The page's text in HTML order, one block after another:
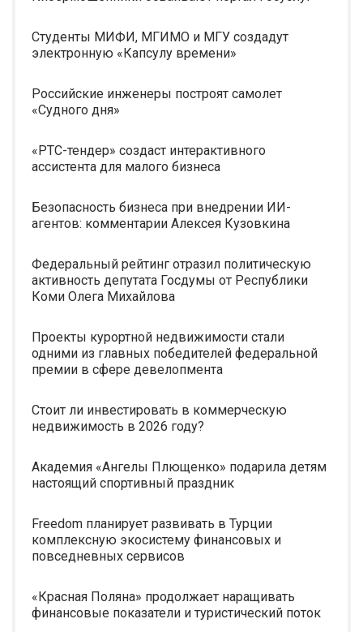
Студенты МИФИ, МГИМО и МГУ создадут
электронную «Капсулу времени»
Российские инженеры построят самолет
«Судного дня»
«РТС-тендер» создаст интерактивного
ассистента для малого бизнеса
Безопасность бизнеса при внедрении ИИ-
агентов: комментарии Алексея Кузовкина
Федеральный рейтинг отразил политическую
активность депутата Госдумы от Республики
Коми Олега Михайлова
Проекты курортной недвижимости стали
одними из главных победителей федеральной
премии в сфере девелопмента
Стоит ли инвестировать в коммерческую
недвижимость в 2026 году?
Академия «Ангелы Плющенко» подарила детям
настоящий спортивный праздник
Freedom планирует развивать в Турции
комплексную экосистему финансовых и
повседневных сервисов
«Красная Поляна» продолжает наращивать
финансовые показатели и туристический поток